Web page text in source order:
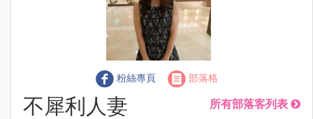
粉絲專頁 部落格
不犀利人妻 所有部落客列表